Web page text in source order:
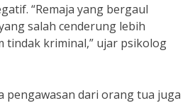
“Remaja yang bergaul
salah cenderung lebih
tindak kriminal,” ujar psikolog
pengawasan dari orang tua juga